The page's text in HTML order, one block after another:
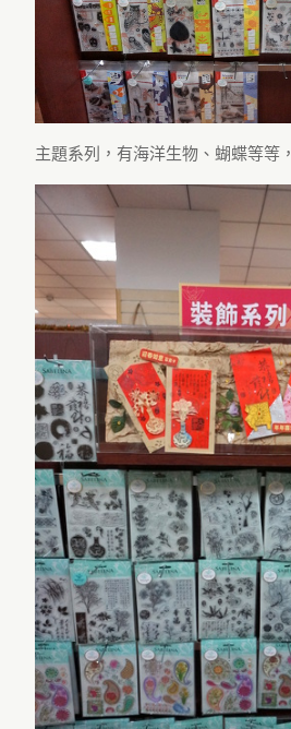
主題系列，有海洋生物、蝴蝶等等，